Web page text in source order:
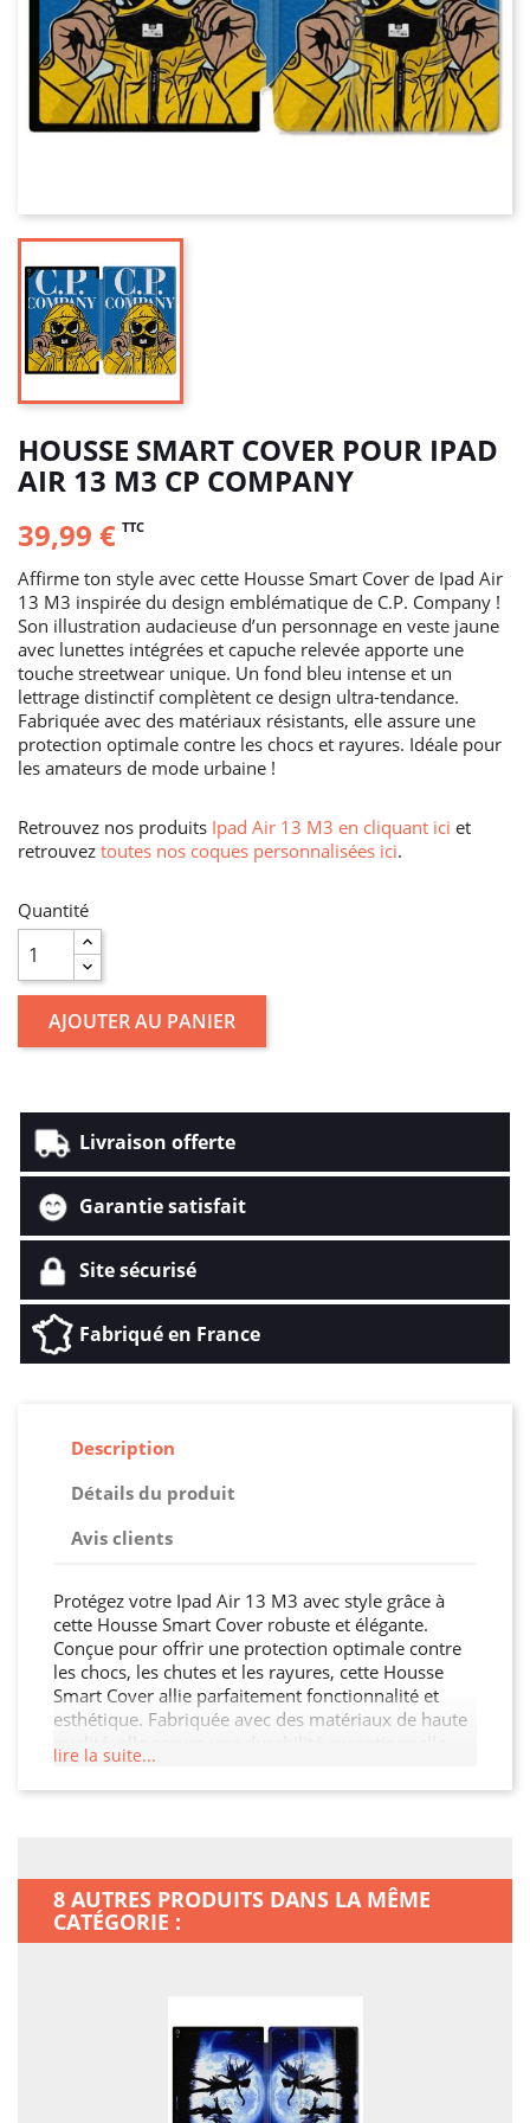
HOUSSE SMART COVER POUR IPAD
AIR 13 M3 CP COMPANY
39,99 € TTC
Affirme ton style avec cette Housse Smart Cover de Ipad Air
13 M3 inspirée du design emblématique de C.P. Company !
Son illustration audacieuse d’un personnage en veste jaune
avec lunettes intégrées et capuche relevée apporte une
touche streetwear unique. Un fond bleu intense et un
lettrage distinctif complètent ce design ultra-tendance.
Fabriquée avec des matériaux résistants, elle assure une
protection optimale contre les chocs et rayures. Idéale pour
les amateurs de mode urbaine !
Retrouvez nos produits Ipad Air 13 M3 en cliquant ici et
retrouvez toutes nos coques personnalisées ici.
Quantité
AJOUTER AU PANIER
Livraison offerte
Garantie satisfait
Site sécurisé
Fabriqué en France
Description
Détails du produit
Avis clients
Protégez votre Ipad Air 13 M3 avec style grâce à
cette Housse Smart Cover robuste et élégante.
Conçue pour offrir une protection optimale contre
les chocs, les chutes et les rayures, cette Housse
Smart Cover allie parfaitement fonctionnalité et
esthétique. Fabriquée avec des matériaux de haute
tout en restant légère et facile à manipuler. Son
design moderne et raffiné s'adapte à votre Ipad Air
lire la suite...
8 AUTRES PRODUITS DANS LA MÊME
CATÉGORIE :